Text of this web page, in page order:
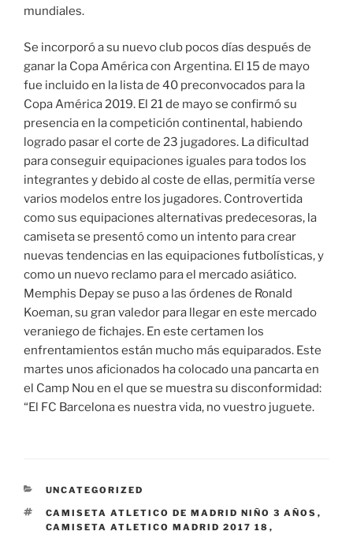
mundiales.
Se incorporó a su nuevo club pocos días después de
ganar la Copa América con Argentina. El 15 de mayo
fue incluido en la lista de 40 preconvocados para la
Copa América 2019. El 21 de mayo se confirmó su
presencia en la competición continental, habiendo
logrado pasar el corte de 23 jugadores. La dificultad
para conseguir equipaciones iguales para todos los
integrantes y debido al coste de ellas, permitía verse
varios modelos entre los jugadores. Controvertida
como sus equipaciones alternativas predecesoras, la
camiseta se presentó como un intento para crear
nuevas tendencias en las equipaciones futbolísticas, y
como un nuevo reclamo para el mercado asiático.
Memphis Depay se puso a las órdenes de Ronald
Koeman, su gran valedor para llegar en este mercado
veraniego de fichajes. En este certamen los
enfrentamientos están mucho más equiparados. Este
martes unos aficionados ha colocado una pancarta en
el Camp Nou en el que se muestra su disconformidad:
“El FC Barcelona es nuestra vida, no vuestro juguete.
CATEGORÍAS
UNCATEGORIZED
ETIQUETAS
CAMISETA ATLETICO DE MADRID NIÑO 3 AÑOS ,
CAMISETA ATLETICO MADRID 2017 18 ,